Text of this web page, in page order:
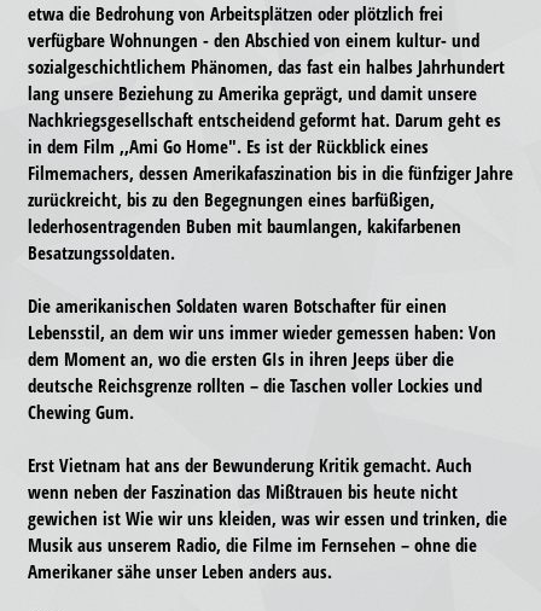
etwa die Bedrohung von Arbeitsplätzen oder plötzlich frei
verfügbare Wohnungen - den Abschied von einem kultur- und
sozialgeschichtlichem Phänomen, das fast ein halbes Jahrhundert
lang unsere Beziehung zu Amerika geprägt, und damit unsere
Nachkriegsgesellschaft entscheidend geformt hat. Darum geht es
in dem Film ,,Ami Go Home". Es ist der Rückblick eines
Filmemachers, dessen Amerikafaszination bis in die fünfziger Jahre
zurückreicht, bis zu den Begegnungen eines barfüßigen,
lederhosentragenden Buben mit baumlangen, kakifarbenen
Besatzungssoldaten.
Die amerikanischen Soldaten waren Botschafter für einen
Lebensstil, an dem wir uns immer wieder gemessen haben: Von
dem Moment an, wo die ersten GIs in ihren Jeeps über die
deutsche Reichsgrenze rollten – die Taschen voller Lockies und
Chewing Gum.
Erst Vietnam hat ans der Bewunderung Kritik gemacht. Auch
wenn neben der Faszination das Mißtrauen bis heute nicht
gewichen ist Wie wir uns kleiden, was wir essen und trinken, die
Musik aus unserem Radio, die Filme im Fernsehen – ohne die
Amerikaner sähe unser Leben anders aus.